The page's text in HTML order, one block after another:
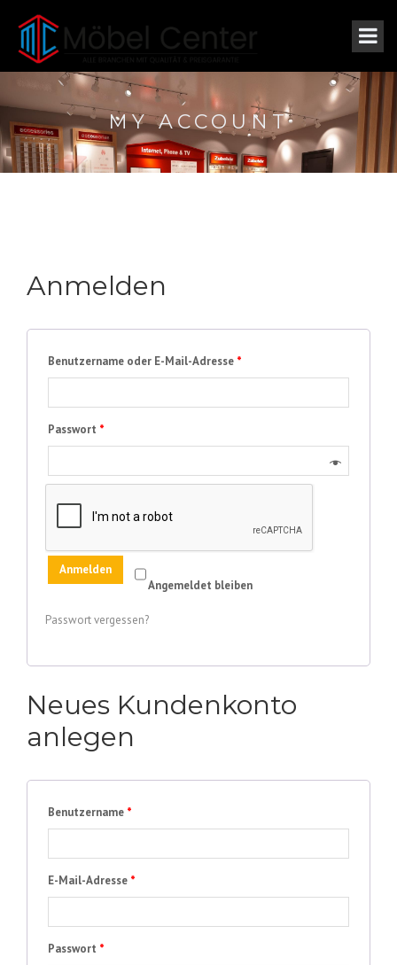
MY ACCOUNT
Anmelden
Benutzername oder E-Mail-Adresse *
Passwort *
Angemeldet bleiben
Anmelden
Passwort vergessen?
Neues Kundenkonto
anlegen
Benutzername *
E-Mail-Adresse *
Passwort *